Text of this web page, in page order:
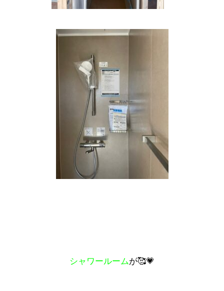
シャワールームが🥰💗